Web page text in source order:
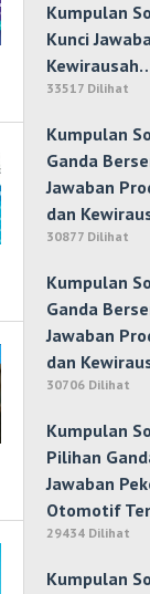
Kumpulan
Kunci
33517 Dilihat
Kumpulan
Ganda
Jawaban
dan
30877 Dilihat
Kumpulan
Ganda
Jawaban
dan
30706 Dilihat
Kumpulan
Pilihan
Jawaban
Otomotif
29434 Dilihat
Kumpulan